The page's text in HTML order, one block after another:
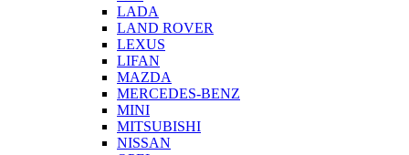
LADA
LAND ROVER
LEXUS
LIFAN
MAZDA
MERCEDES-BENZ
MINI
MITSUBISHI
NISSAN